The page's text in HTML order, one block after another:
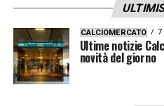
CALCIOMERCATO 7
Ultime notizie
novità del giorno